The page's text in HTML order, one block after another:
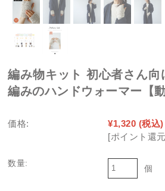
編み物キット 初心者さん
編みのハンドウォーマー【
価格: ¥1,320 (税込)
[ポイント還
数量:
個